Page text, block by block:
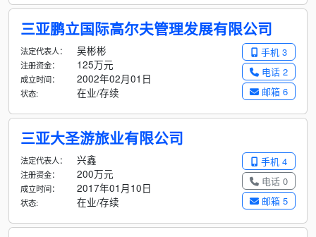
三亚鹏立国际高尔夫管理发展有限公司
手机 3
电话 2
邮箱 6
法定代表人： 吴彬彬
注册资金： 125万元
成立时间： 2002年02月01日
状态: 在业/存续
三亚大圣游旅业有限公司
手机 4
电话 0
邮箱 5
法定代表人： 兴鑫
注册资金： 200万元
成立时间： 2017年01月10日
状态: 在业/存续